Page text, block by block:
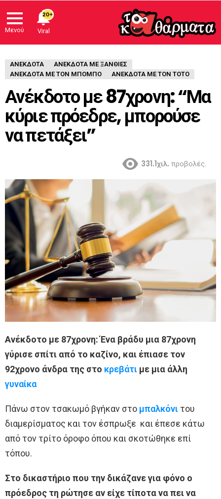
Μενού
ΑΝΈΚΔΟΤΑ
ΑΝΕΚΔΟΤΑ ΜΕ ΞΑΝΘΙΕΣ
ΑΝΕΚΔΟΤΑ ΜΕ ΤΟΝ ΜΠΟΜΠΟ
ΑΝΕΚΔΟΤΑ ΜΕ ΤΟΝ ΤΟΤΟ
Ανέκδοτο με 87χρονη: “Μα
κύριε πρόεδρε, μπορούσε
να πετάξει”
331.1χιλ. προβολές.
Ανέκδοτο με 87χρονη: Ένα βράδυ μια 87χρονη
γύρισε σπίτι από το καζίνο, και έπιασε τον
92χρονο άνδρα της στο κρεβάτι με μια άλλη
γυναίκα
Πάνω στον τσακωμό βγήκαν στο μπαλκόνι του
διαμερίσματος και τον έσπρωξε και έπεσε κάτω
από τον τρίτο όροφο όπου και σκοτώθηκε επί
τόπου.
Στο δικαστήριο που την δικάζανε για φόνο ο
πρόεδρος τη ρώτησε αν είχε τίποτα να πει να
20+
Viral